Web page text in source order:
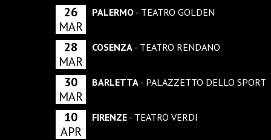
26
MAR
PALERMO - TEATRO GOLDEN
28
MAR
COSENZA - TEATRO RENDANO
30
MAR
BARLETTA - PALAZZETTO DELLO SPORT
10
APR
FIRENZE - TEATRO VERDI